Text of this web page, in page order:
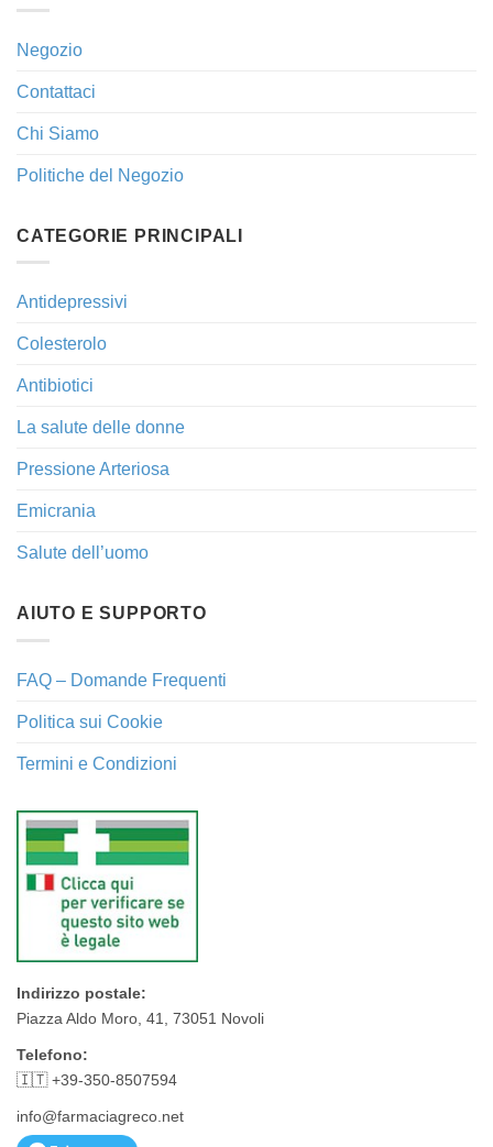
Negozio
Contattaci
Chi Siamo
Politiche del Negozio
CATEGORIE PRINCIPALI
Antidepressivi
Colesterolo
Antibiotici
La salute delle donne
Pressione Arteriosa
Emicrania
Salute dell’uomo
AIUTO E SUPPORTO
FAQ – Domande Frequenti
Politica sui Cookie
Termini e Condizioni
Indirizzo postale:
Piazza Aldo Moro, 41, 73051 Novoli
Telefono:
🇮🇹 +39-350-8507594
info@farmaciagreco.net